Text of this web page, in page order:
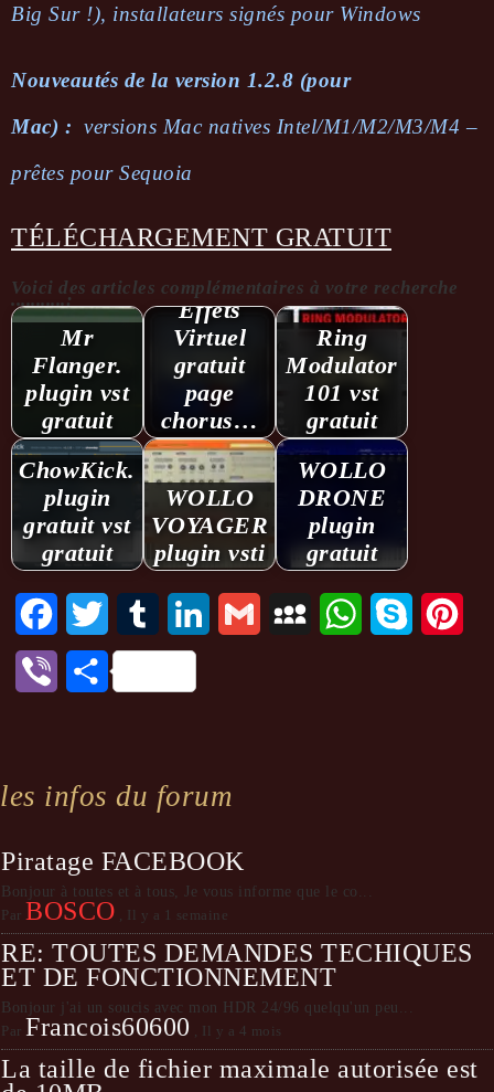
Big Sur !), installateurs signés pour Windows
Nouveautés de la version 1.2.8 (pour
Mac) : versions Mac natives Intel/M1/M2/M3/M4 –
prêtes pour Sequoia
TÉLÉCHARGEMENT GRATUIT
Voici des articles complémentaires à votre recherche
...........:
Mr
Flanger.
plugin vst
gratuit
Effets
Virtuel
gratuit
page
chorus…
Ring
Modulator
101 vst
gratuit
ChowKick.
plugin
gratuit vst
gratuit
WOLLO
VOYAGER
plugin vsti
WOLLO
DRONE
plugin
gratuit
FacebookTwitter Tumblr LinkedInGmail MySpaceWhatsAppSkype
Viber Partager
les infos du forum
Piratage FACEBOOK
Bonjour à toutes et à tous, Je vous informe que le co...
Par BOSCO Il y a 1 semaine
RE: TOUTES DEMANDES TECHIQUES
ET DE FONCTIONNEMENT
Bonjour j'ai un soucis avec mon HDR 24/96 quelqu'un peu...
Par Francois60600 Il y a 4 mois
La taille de fichier maximale autorisée est